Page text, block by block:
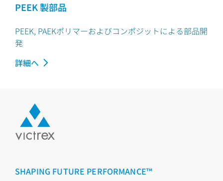
PEEK 製部品
PEEK, PAEKポリマーおよびコンポジットによる部品開
発
詳細へ
SHAPING FUTURE PERFORMANCE™